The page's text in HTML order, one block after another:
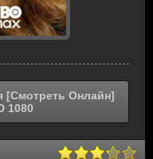
[Смотреть Онлайн]
1080